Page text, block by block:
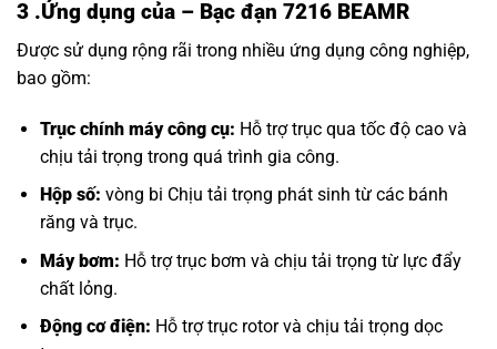
3 .Ứng dụng của – Bạc đạn 7216 BEAMR
Được sử dụng rộng rãi trong nhiều ứng dụng công nghiệp,
bao gồm:
Trục chính máy công cụ: Hỗ trợ trục qua tốc độ cao và
chịu tải trọng trong quá trình gia công.
Hộp số: vòng bi Chịu tải trọng phát sinh từ các bánh
răng và trục.
Máy bơm: Hỗ trợ trục bơm và chịu tải trọng từ lực đẩy
chất lỏng.
Động cơ điện: Hỗ trợ trục rotor và chịu tải trọng dọc